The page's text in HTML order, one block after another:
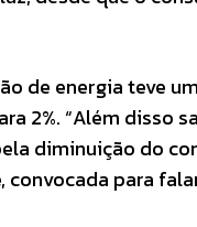
de energia teve
2%. “Além disso
diminuição do
convocada para